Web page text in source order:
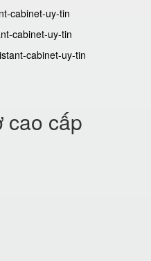
cabinet-uy-tin
cabinet-uy-tin
cabinet-uy-tin
cao cấp